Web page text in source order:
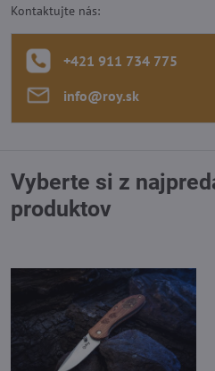
Kontaktujte nás:
+421 911 734 775
info​@roy​.sk
Vyberte si z
produktov